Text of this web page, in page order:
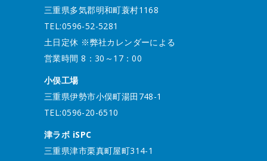
三重県多気郡明和町蓑村1168
TEL:0596-52-5281
土日定休 ※弊社カレンダーによる
営業時間 8：30～17：00
小俣工場
三重県伊勢市小俣町湯田748-1
TEL:0596-20-6510
津ラボ iSPC
三重県津市栗真町屋町314-1